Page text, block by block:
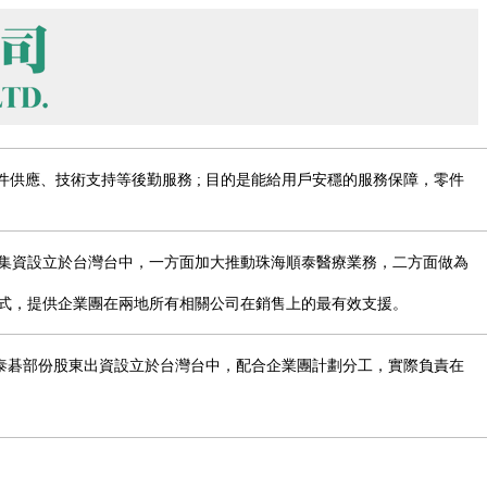
應、技術支持等後勤服務 ; 目的是能給用戶安穩的服務保障，零件
設立於台灣台中，一方面加大推動珠海順泰醫療業務，二方面做為
提供企業團在兩地所有相關公司在銷售上的最有效支援。
部份股東出資設立於台灣台中，配合企業團計劃分工，實際負責在